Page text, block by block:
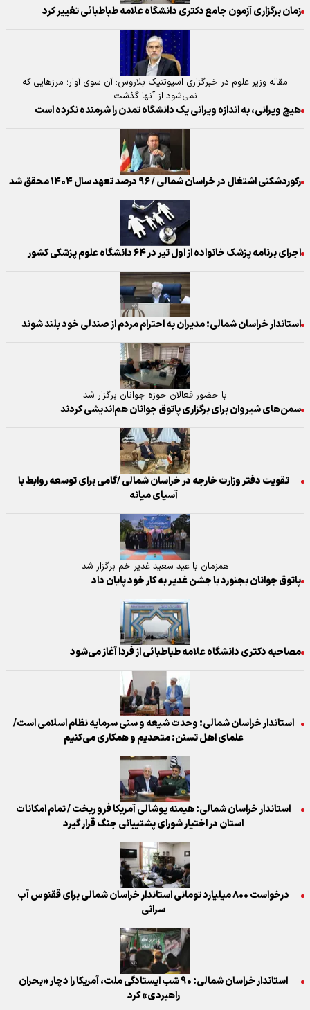
زمان برگزاری آزمون جامع دکتری دانشگاه علامه طباطبائی تغییر کرد
مقاله وزیر علوم در خبرگزاری اسپوتنیک بلاروس: آن سوی آوار؛ مرزهایی که
نمی‌شود از آنها گذشت
هیچ ویرانی، به اندازه ویرانی یک دانشگاه تمدن را شرمنده نکرده است
رکوردشکنی اشتغال در خراسان شمالی / ۹۶ درصد تعهد سال ۱۴۰۴ محقق شد
اجرای برنامه پزشک خانواده از اول تیر در ۶۴ دانشگاه علوم پزشکی کشور
استاندار خراسان شمالی: مدیران به احترام مردم از صندلی خود بلند شوند
با حضور فعالان حوزه جوانان برگزار شد
سمن‌های شیروان برای برگزاری پاتوق جوانان هم‌اندیشی کردند
تقویت دفتر وزارت خارجه در خراسان شمالی /گامی برای توسعه روابط با
آسیای میانه
همزمان با عید سعید غدیر خم برگزار شد
پاتوق جوانان بجنورد با جشن غدیر به کار خود پایان داد
مصاحبه دکتری دانشگاه علامه طباطبائی از فردا آغاز می‌شود
استاندار خراسان شمالی: وحدت شیعه و سنی سرمایه نظام اسلامی است/
علمای اهل تسنن: متحدیم و همکاری می‌کنیم
استاندار خراسان شمالی: هیمنه پوشالی آمریکا فرو ریخت / تمام امکانات
استان در اختیار شورای پشتیبانی جنگ قرار گیرد
درخواست ۸۰۰ میلیارد تومانی استاندار خراسان شمالی برای ققنوس آب
سرانی
استاندار خراسان شمالی: ۹۰ شب ایستادگی ملت، آمریکا را دچار «بحران
راهبردی» کرد